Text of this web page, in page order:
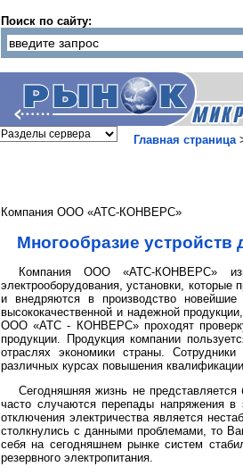
Поиск по сайту:
Главная страница
Компания ООО «АТС-КОНВЕРС»
Многообразие
Компания ООО «АТС-КОНВЕРС»
электрооборудования, установки,
и внедряются в производство
высококачественной и надежной
ООО «АТС - КОНВЕРС» проходят проверку
продукции. Продукция компании
отраслях экономики страны.
различных курсах повышения квалификации.
Сегодняшняя жизнь не
часто случаются перепады напряжения в
отключения электричества является
столкнулись с данными проблемами, то
себя на сегодняшнем рынке систем
резервного электропитания.